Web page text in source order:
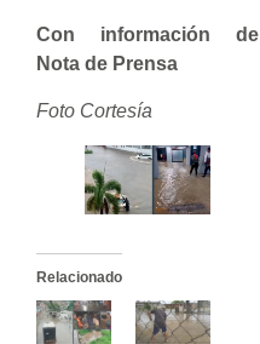
Con información de
Nota de Prensa
Foto Cortesía
Relacionado